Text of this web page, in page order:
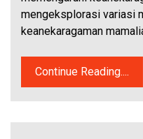
mengeksplorasi variasi
keanekaragaman
Continue Reading....